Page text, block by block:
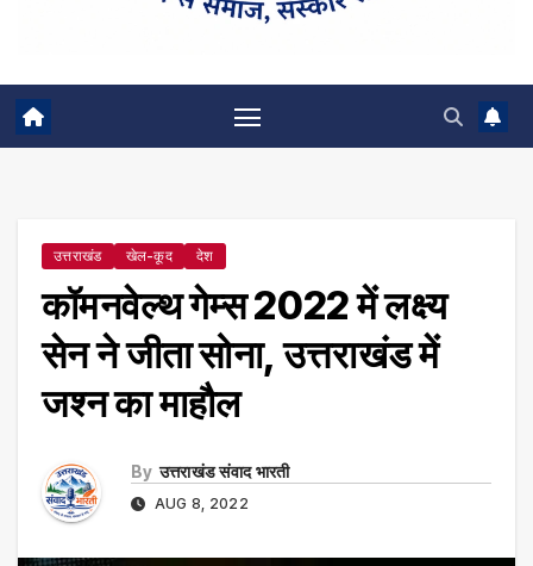
उत्तराखंड खेल-कूद देश
कॉमनवेल्थ गेम्स 2022 में लक्ष्य
सेन ने जीता सोना, उत्तराखंड में
जश्न का माहौल
By उत्तराखंड संवाद भारती
AUG 8, 2022